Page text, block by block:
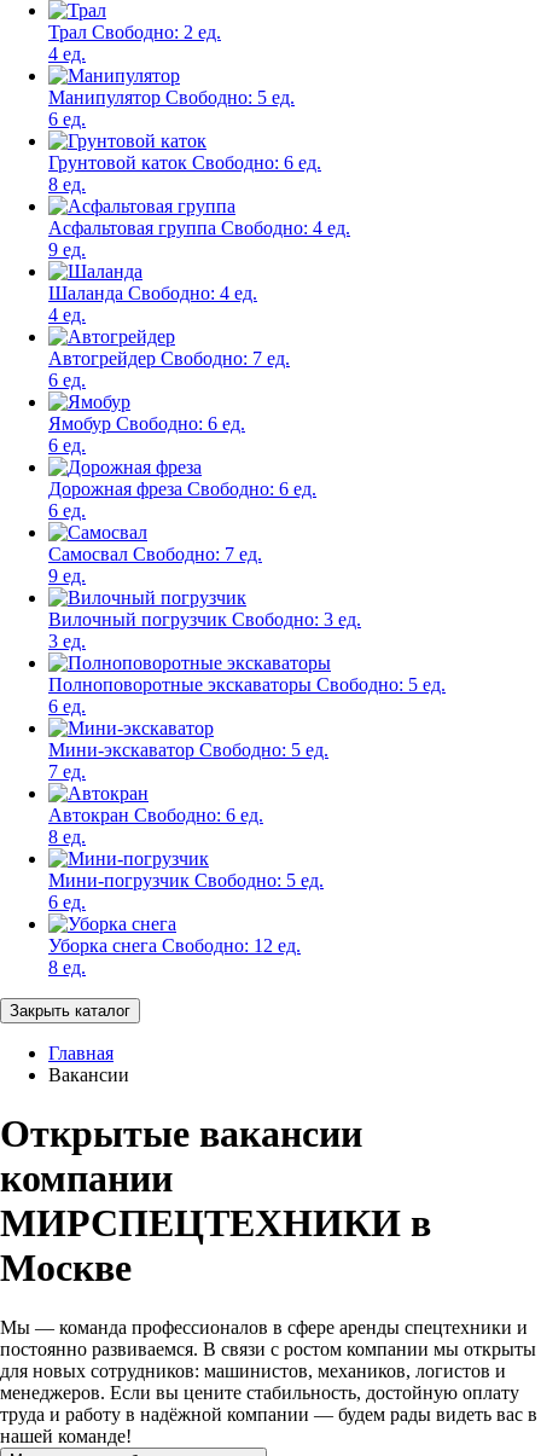
Трал Свободно: 2 ед.
4 ед.
Манипулятор Свободно: 5 ед.
6 ед.
Грунтовой каток Свободно: 6 ед.
8 ед.
Асфальтовая группа Свободно: 4 ед.
9 ед.
Шаланда Свободно: 4 ед.
4 ед.
Автогрейдер Свободно: 7 ед.
6 ед.
Ямобур Свободно: 6 ед.
6 ед.
Дорожная фреза Свободно: 6 ед.
6 ед.
Самосвал Свободно: 7 ед.
9 ед.
Вилочный погрузчик Свободно: 3 ед.
3 ед.
Полноповоротные экскаваторы Свободно: 5 ед.
6 ед.
Мини-экскаватор Свободно: 5 ед.
7 ед.
Автокран Свободно: 6 ед.
8 ед.
Мини-погрузчик Свободно: 5 ед.
6 ед.
Уборка снега Свободно: 12 ед.
8 ед.
Закрыть каталог
Главная
Вакансии
Открытые вакансии
компании
МИРСПЕЦТЕХНИКИ в
Москве
Мы — команда профессионалов в сфере аренды спецтехники и
постоянно развиваемся. В связи с ростом компании мы открыты
для новых сотрудников: машинистов, механиков, логистов и
менеджеров. Если вы цените стабильность, достойную оплату
труда и работу в надёжной компании — будем рады видеть вас в
нашей команде!